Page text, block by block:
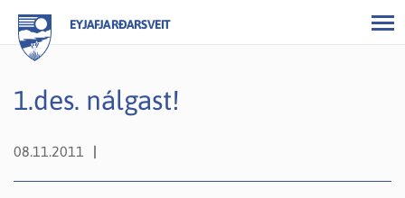
EYJAFJARÐARSVEIT
1.des. nálgast!
08.11.2011